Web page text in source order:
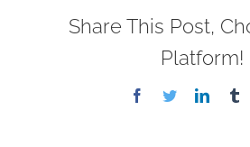
Share This Post,
Platform!
Facebook
Twitter